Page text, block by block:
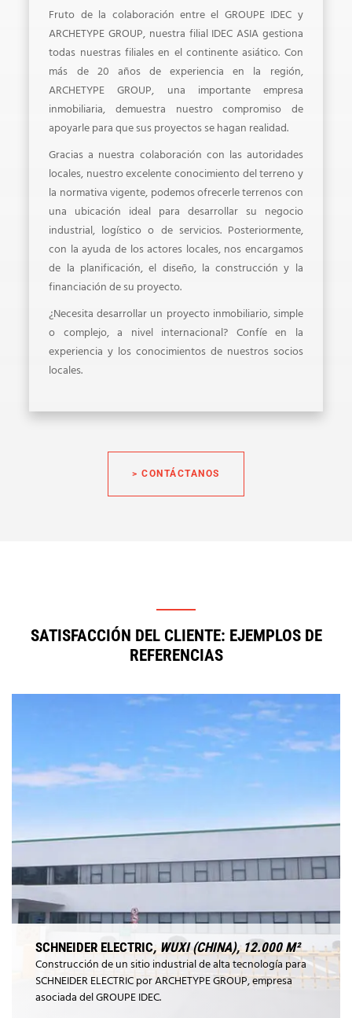
Fruto de la colaboración entre el GROUPE IDEC y
ARCHETYPE GROUP, nuestra filial IDEC ASIA gestiona
todas nuestras filiales en el continente asiático. Con
más de 20 años de experiencia en la región,
ARCHETYPE GROUP, una importante empresa
inmobiliaria, demuestra nuestro compromiso de
apoyarle para que sus proyectos se hagan realidad.
Gracias a nuestra colaboración con las autoridades
locales, nuestro excelente conocimiento del terreno y
la normativa vigente, podemos ofrecerle terrenos con
una ubicación ideal para desarrollar su negocio
industrial, logístico o de servicios. Posteriormente,
con la ayuda de los actores locales, nos encargamos
de la planificación, el diseño, la construcción y la
financiación de su proyecto.
¿Necesita desarrollar un proyecto inmobiliario, simple
o complejo, a nivel internacional? Confíe en la
experiencia y los conocimientos de nuestros socios
locales.
> CONTÁCTANOS
SATISFACCIÓN DEL CLIENTE: EJEMPLOS DE
REFERENCIAS
SCHNEIDER ELECTRIC, WUXI (CHINA), 12.000 M²
Construcción de un sitio industrial de alta tecnología para
SCHNEIDER ELECTRIC por ARCHETYPE GROUP, empresa
asociada del GROUPE IDEC.